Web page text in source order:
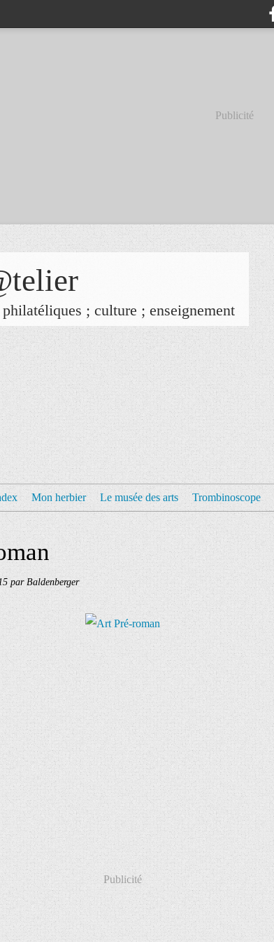
Publicité
philatéliques ; culture ; enseignement
Mon herbier Le musée des arts Trombinoscope
par Baldenberger
Publicité